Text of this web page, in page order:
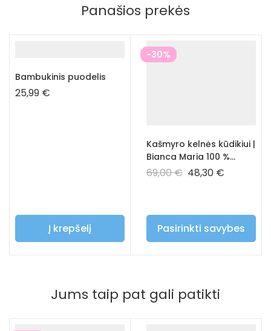
Panašios prekės
Bambukinis puodelis
25,99 €
Į krepšelį
-30%
Kašmyro kelnės kūdikiui |
Bianca Maria 100 %
hipoalerginės vaikiškos
69,00€ 48,30 €
Pasirinkti savybes
Jums taip pat gali patikti